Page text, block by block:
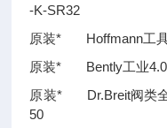
-K-SR32
原装* Hoffmann工
原装* Bently工业4.0
原装* Dr.Breit阀类全
50